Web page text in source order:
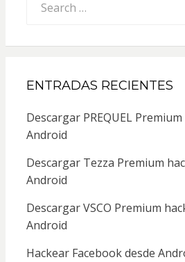
for:
ENTRADAS RECIENTES
Descargar PREQUEL
Android
Descargar Tezza Premium
Android
Descargar VSCO Premium
Android
Hackear Facebook desde